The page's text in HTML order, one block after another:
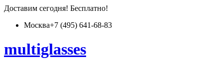
Доставим сегодня! Бесплатно!
Москва+7 (495) 641-68-83
multiglasses